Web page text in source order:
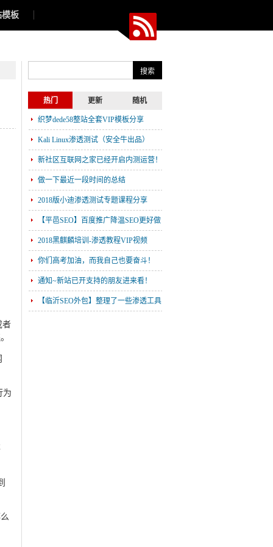
模板
者
为
热门 更新 随机
织梦dede58整站全套VIP模板分享
Kali Linux渗透测试（安全牛出品）
新社区互联网之家已经开启内测运营！
做一下最近一段时间的总结
2018版小迪渗透测试专题课程分享
【平邑SEO】百度推广降温SEO更好做
了吗？
2018黑麒麟培训-渗透教程VIP视频
你们高考加油，而我自己也要奋斗！
通知~新站已开支持的朋友进来看！
【临沂SEO外包】整理了一些渗透工具